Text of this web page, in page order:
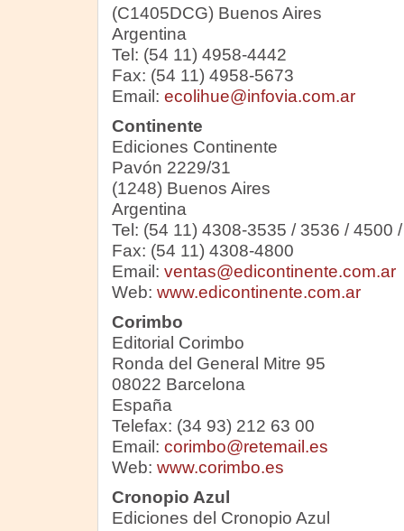
(C1405DCG) Buenos Aires
Argentina
Tel: (54 11) 4958-4442
Fax: (54 11) 4958-5673
Email: ecolihue@infovia.com.ar
Continente
Ediciones Continente
Pavón 2229/31
(1248) Buenos Aires
Argentina
Tel: (54 11) 4308-3535 / 3536 / 4500
Fax: (54 11) 4308-4800
Email: ventas@edicontinente.com.ar
Web: www.edicontinente.com.ar
Corimbo
Editorial Corimbo
Ronda del General Mitre 95
08022 Barcelona
España
Telefax: (34 93) 212 63 00
Email: corimbo@retemail.es
Web: www.corimbo.es
Cronopio Azul
Ediciones del Cronopio Azul